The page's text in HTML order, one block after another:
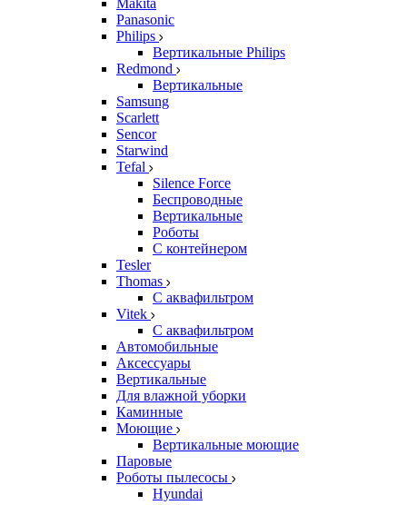
Makita
Panasonic
Philips
Вертикальные Philips
Redmond
Вертикальные
Samsung
Scarlett
Sencor
Starwind
Tefal
Silence Force
Беспроводные
Вертикальные
Роботы
С контейнером
Tesler
Thomas
С аквафильтром
Vitek
С аквафильтром
Автомобильные
Аксессуары
Вертикальные
Для влажной уборки
Каминные
Моющие
Вертикальные моющие
Паровые
Роботы пылесосы
Hyundai